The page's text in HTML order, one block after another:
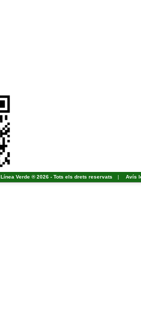
Línea Verde ® 2026 - Tots els drets reservats | Avís